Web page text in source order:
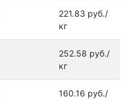
221.83 руб./
кг
252.58 руб./
кг
160.16 руб./